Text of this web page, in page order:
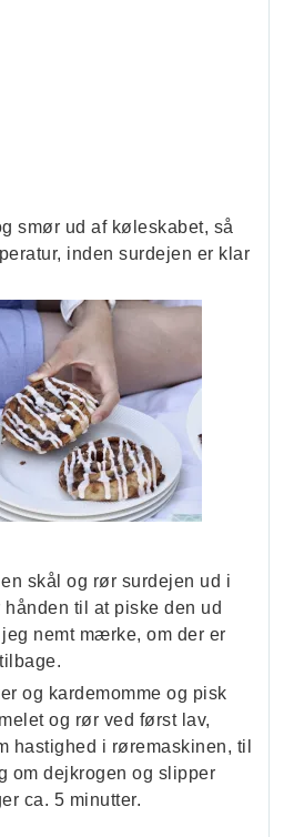
smør ud af køleskabet, så
inden surdejen er klar
skål og rør surdejen ud i
til at piske den ud
nemt mærke, om der er
og kardemomme og pisk
og rør ved først lav,
hastighed i røremaskinen, til
om dejkrogen og slipper
ca. 5 minutter.